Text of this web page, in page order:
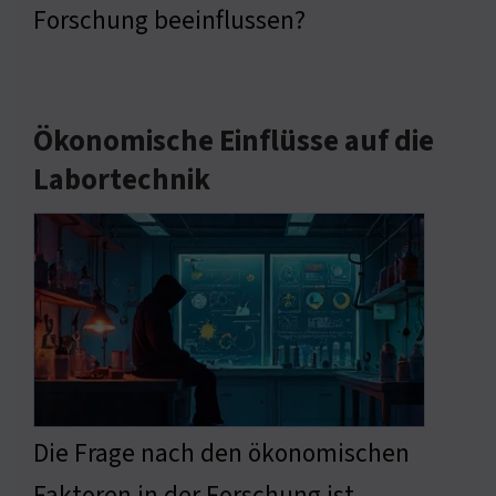
Forschung beeinflussen?
Ökonomische Einflüsse auf die
Labortechnik
Die Frage nach den ökonomischen